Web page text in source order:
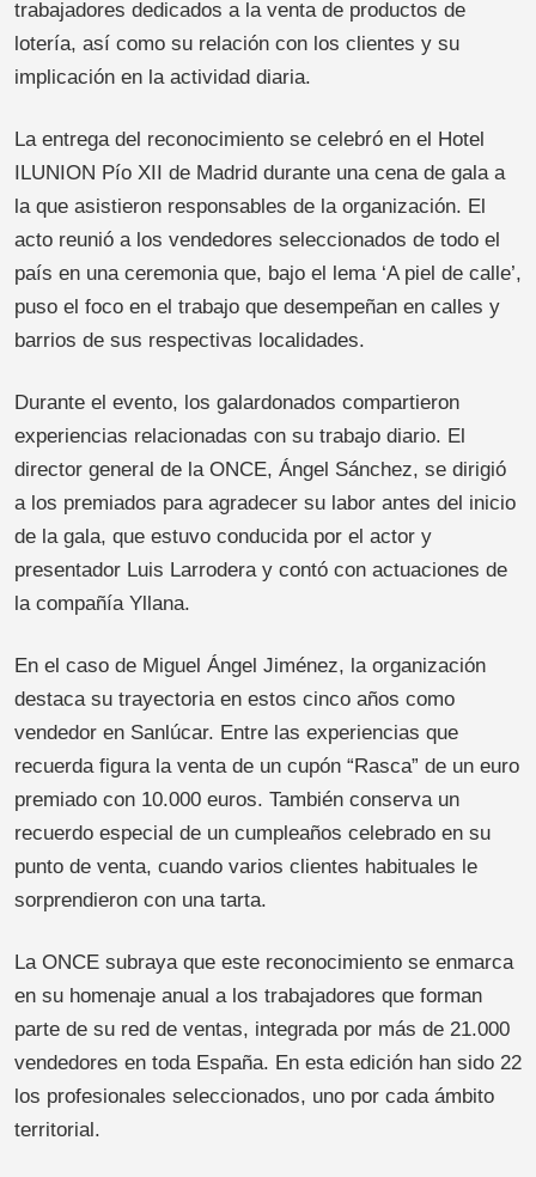
trabajadores dedicados a la venta de productos de
lotería, así como su relación con los clientes y su
implicación en la actividad diaria.
La entrega del reconocimiento se celebró en el Hotel
ILUNION Pío XII de Madrid durante una cena de gala a
la que asistieron responsables de la organización. El
acto reunió a los vendedores seleccionados de todo el
país en una ceremonia que, bajo el lema ‘A piel de calle’,
puso el foco en el trabajo que desempeñan en calles y
barrios de sus respectivas localidades.
Durante el evento, los galardonados compartieron
experiencias relacionadas con su trabajo diario. El
director general de la ONCE, Ángel Sánchez, se dirigió
a los premiados para agradecer su labor antes del inicio
de la gala, que estuvo conducida por el actor y
presentador Luis Larrodera y contó con actuaciones de
la compañía Yllana.
En el caso de Miguel Ángel Jiménez, la organización
destaca su trayectoria en estos cinco años como
vendedor en Sanlúcar. Entre las experiencias que
recuerda figura la venta de un cupón “Rasca” de un euro
premiado con 10.000 euros. También conserva un
recuerdo especial de un cumpleaños celebrado en su
punto de venta, cuando varios clientes habituales le
sorprendieron con una tarta.
La ONCE subraya que este reconocimiento se enmarca
en su homenaje anual a los trabajadores que forman
parte de su red de ventas, integrada por más de 21.000
vendedores en toda España. En esta edición han sido 22
los profesionales seleccionados, uno por cada ámbito
territorial.